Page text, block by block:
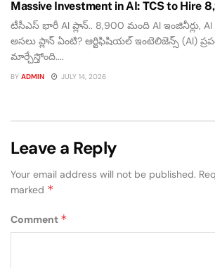
Massive Investment in AI: TCS to Hire
టీసీఎస్ భారీ AI ప్లాన్.. 8,900 మంది AI ఇంజినీర్లు, AI
అసలు ప్లాన్ ఏంటి? ఆర్టిఫిషియల్ ఇంటెలిజెన్స్ (AI)
మార్చేస్తోంది....
BY ADMIN JULY 14, 2026
Leave a Reply
Your email address will not be published.
marked *
Comment *